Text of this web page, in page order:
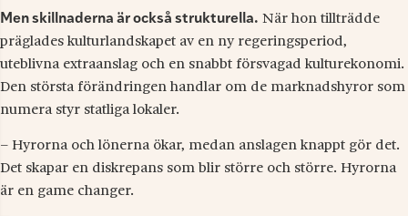
Men skillnaderna är också strukturella. När hon tillträdde
präglades kulturlandskapet av en ny regeringsperiod,
uteblivna extraanslag och en snabbt försvagad kulturekonomi.
Den största förändringen handlar om de marknadshyror som
numera styr statliga lokaler.
– Hyrorna och lönerna ökar, medan anslagen knappt gör det.
Det skapar en diskrepans som blir större och större. Hyrorna
är en game changer.